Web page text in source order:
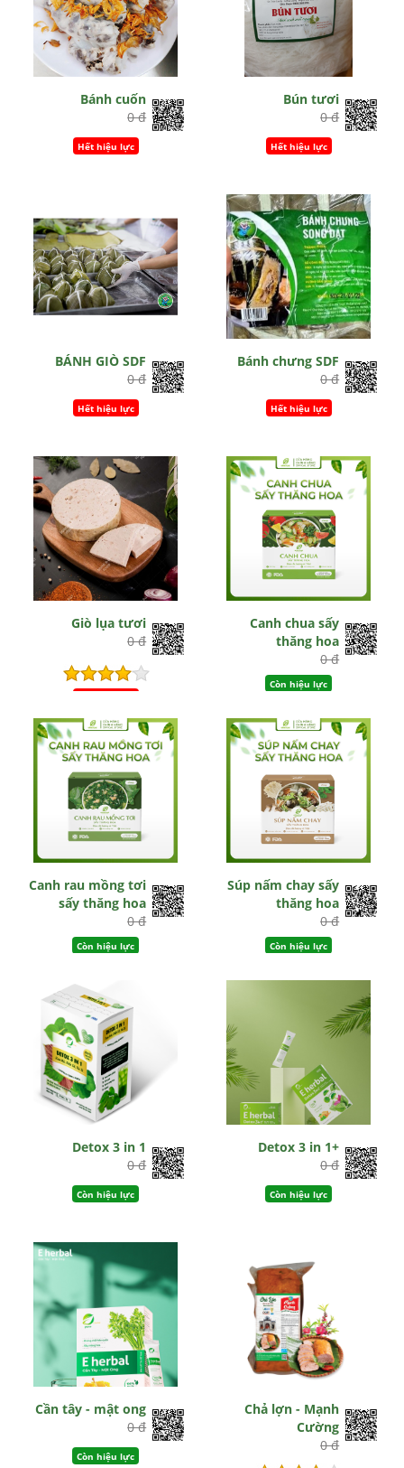
Bánh cuốn
0 đ
Hết hiệu lực
Bún tươi
0 đ
Hết hiệu lực
BÁNH GIÒ SDF
0 đ
Hết hiệu lực
Bánh chưng SDF
0 đ
Hết hiệu lực
Giò lụa tươi
0 đ
Canh chua sấy
thăng hoa
0 đ
Còn hiệu lực
Canh rau mồng tơi
sấy thăng hoa
0 đ
Còn hiệu lực
Súp nấm chay sấy
thăng hoa
0 đ
Còn hiệu lực
Detox 3 in 1
0 đ
Còn hiệu lực
Detox 3 in 1+
0 đ
Còn hiệu lực
Cần tây - mật ong
0 đ
Còn hiệu lực
Chả lợn - Mạnh
Cường
0 đ